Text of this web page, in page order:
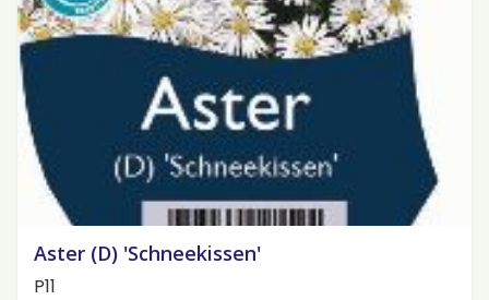
Aster (D) 'Schneekissen'
P11